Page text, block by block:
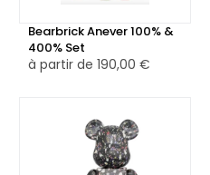
Bearbrick Anever 100% &
400% Set
à partir de 190,00 €